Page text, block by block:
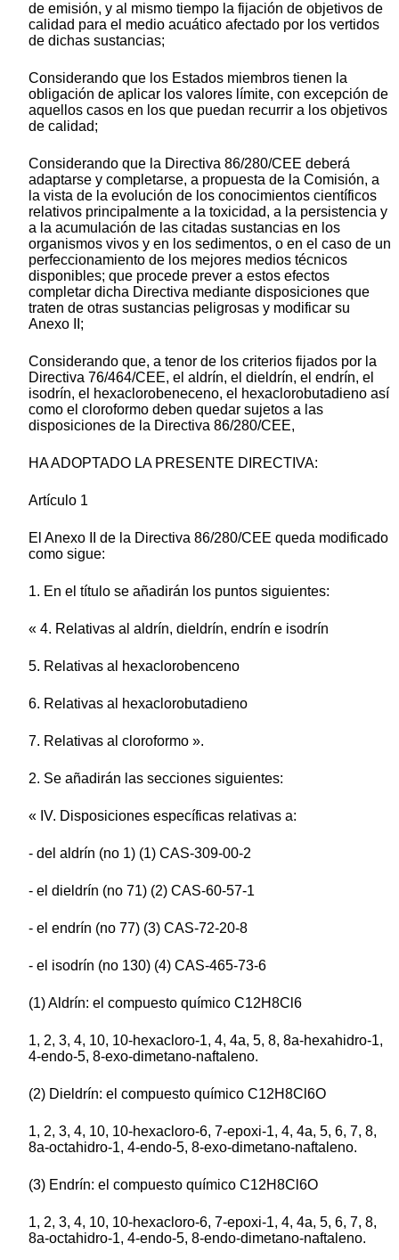
de emisión, y al mismo tiempo la fijación de objetivos de
calidad para el medio acuático afectado por los vertidos
de dichas sustancias;
Considerando que los Estados miembros tienen la
obligación de aplicar los valores límite, con excepción de
aquellos casos en los que puedan recurrir a los objetivos
de calidad;
Considerando que la Directiva 86/280/CEE deberá
adaptarse y completarse, a propuesta de la Comisión, a
la vista de la evolución de los conocimientos científicos
relativos principalmente a la toxicidad, a la persistencia y
a la acumulación de las citadas sustancias en los
organismos vivos y en los sedimentos, o en el caso de un
perfeccionamiento de los mejores medios técnicos
disponibles; que procede prever a estos efectos
completar dicha Directiva mediante disposiciones que
traten de otras sustancias peligrosas y modificar su
Anexo II;
Considerando que, a tenor de los criterios fijados por la
Directiva 76/464/CEE, el aldrín, el dieldrín, el endrín, el
isodrín, el hexaclorobeneceno, el hexaclorobutadieno así
como el cloroformo deben quedar sujetos a las
disposiciones de la Directiva 86/280/CEE,
HA ADOPTADO LA PRESENTE DIRECTIVA:
Artículo 1
El Anexo II de la Directiva 86/280/CEE queda modificado
como sigue:
1. En el título se añadirán los puntos siguientes:
« 4. Relativas al aldrín, dieldrín, endrín e isodrín
5. Relativas al hexaclorobenceno
6. Relativas al hexaclorobutadieno
7. Relativas al cloroformo ».
2. Se añadirán las secciones siguientes:
« IV. Disposiciones específicas relativas a:
- del aldrín (no 1) (1) CAS-309-00-2
- el dieldrín (no 71) (2) CAS-60-57-1
- el endrín (no 77) (3) CAS-72-20-8
- el isodrín (no 130) (4) CAS-465-73-6
(1) Aldrín: el compuesto químico C12H8Cl6
1, 2, 3, 4, 10, 10-hexacloro-1, 4, 4a, 5, 8, 8a-hexahidro-1,
4-endo-5, 8-exo-dimetano-naftaleno.
(2) Dieldrín: el compuesto químico C12H8Cl6O
1, 2, 3, 4, 10, 10-hexacloro-6, 7-epoxi-1, 4, 4a, 5, 6, 7, 8,
8a-octahidro-1, 4-endo-5, 8-exo-dimetano-naftaleno.
(3) Endrín: el compuesto químico C12H8Cl6O
1, 2, 3, 4, 10, 10-hexacloro-6, 7-epoxi-1, 4, 4a, 5, 6, 7, 8,
8a-octahidro-1, 4-endo-5, 8-endo-dimetano-naftaleno.